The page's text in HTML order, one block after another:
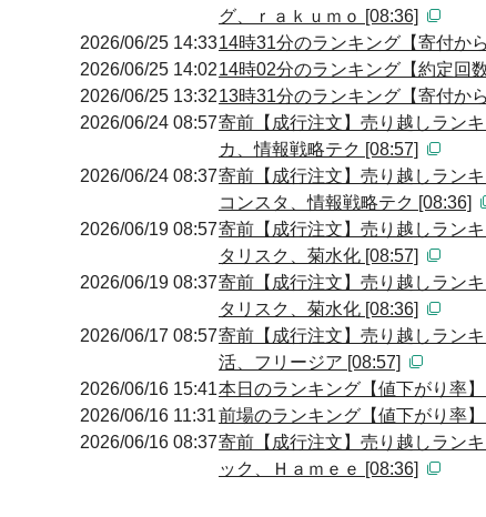
グ、ｒａｋｕｍｏ [08:36]
2026/06/25 14:3314時31分のランキング【寄付か
2026/06/25 14:0214時02分のランキング【約定回
2026/06/25 13:3213時31分のランキング【寄付か
2026/06/24 08:57寄前【成行注文】売り越しラン
カ、情報戦略テク [08:57]
2026/06/24 08:37寄前【成行注文】売り越しラン
コンスタ、情報戦略テク [08:36]
2026/06/19 08:57寄前【成行注文】売り越しラン
タリスク、菊水化 [08:57]
2026/06/19 08:37寄前【成行注文】売り越しラン
タリスク、菊水化 [08:36]
2026/06/17 08:57寄前【成行注文】売り越しラン
活、フリージア [08:57]
2026/06/16 15:41本日のランキング【値下がり率
2026/06/16 11:31前場のランキング【値下がり率
2026/06/16 08:37寄前【成行注文】売り越しラン
ック、Ｈａｍｅｅ [08:36]